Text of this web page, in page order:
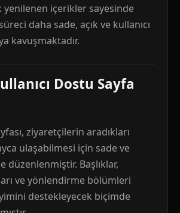
yenilenen içerikler sayesinde
daha sade, açık ve kullanıcı
kavuşmaktadır.
Dostu Sayfa
ziyaretçilerin aradıkları
ulaşabilmesi için sade ve
düzenlenmiştir. Başlıklar,
ve yönlendirme bölümleri
destekleyecek biçimde